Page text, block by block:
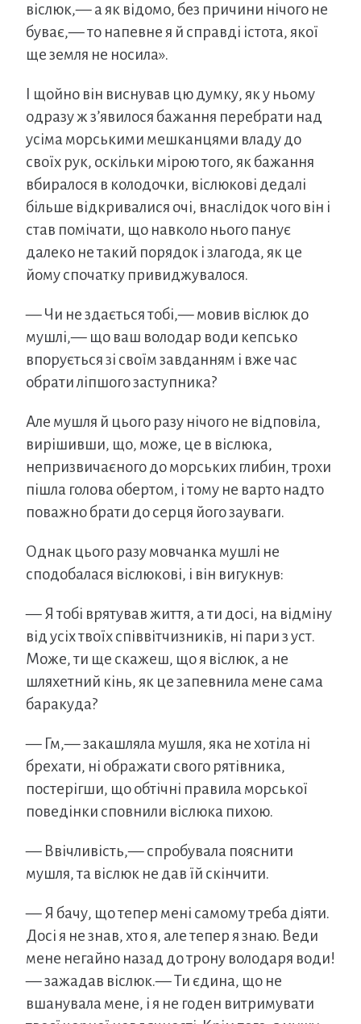
віслюк,— а як відомо, без причини нічого не
буває,— то напевне я й справді істота, якої
ще земля не носила».
І щойно він виснував цю думку, як у ньому
одразу ж з’явилося бажання перебрати над
усіма морськими мешканцями владу до
своїх рук, оскільки мірою того, як бажання
вбиралося в колодочки, віслюкові дедалі
більше відкривалися очі, внаслідок чого він і
став помічати, що навколо нього панує
далеко не такий порядок і злагода, як це
йому спочатку привиджувалося.
— Чи не здається тобі,— мовив віслюк до
мушлі,— що ваш володар води кепсько
впорується зі своїм завданням і вже час
обрати ліпшого заступника?
Але мушля й цього разу нічого не відповіла,
вирішивши, що, може, це в віслюка,
непризвичаєного до морських глибин, трохи
пішла голова обертом, і тому не варто надто
поважно брати до серця його зауваги.
Однак цього разу мовчанка мушлі не
сподобалася віслюкові, і він вигукнув:
— Я тобі врятував життя, а ти досі, на відміну
від усіх твоїх співвітчизників, ні пари з уст.
Може, ти ще скажеш, що я віслюк, а не
шляхетний кінь, як це запевнила мене сама
баракуда?
— Гм,— закашляла мушля, яка не хотіла ні
брехати, ні ображати свого рятівника,
постерігши, що обтічні правила морської
поведінки сповнили віслюка пихою.
— Ввічливість,— спробувала пояснити
мушля, та віслюк не дав їй скінчити.
— Я бачу, що тепер мені самому треба діяти.
Досі я не знав, хто я, але тепер я знаю. Веди
мене негайно назад до трону володаря води!
— зажадав віслюк.— Ти єдина, що не
вшанувала мене, і я не годен витримувати